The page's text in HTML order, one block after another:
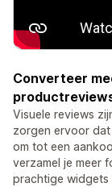
Converteer
Visuele reviews
zorgen ervoor
om tot een
verzamel je meer
prachtige widgets